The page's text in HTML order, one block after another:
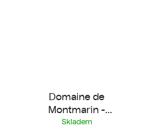
Domaine de
Montmarin -
Sauvignon 2025
Skladem